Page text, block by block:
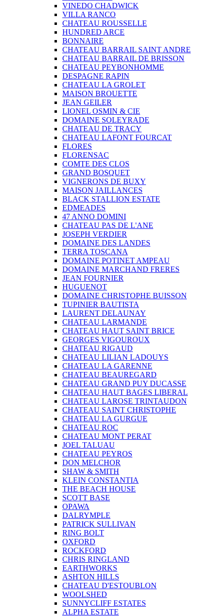
VINEDO CHADWICK
VILLA RANCO
CHATEAU ROUSSELLE
HUNDRED ARCE
BONNAIRE
CHATEAU BARRAIL SAINT ANDRE
CHATEAU BARRAIL DE BRISSON
CHATEAU PEYBONHOMME
DESPAGNE RAPIN
CHATEAU LA GROLET
MAISON BROUETTE
JEAN GEILER
LIONEL OSMIN & CIE
DOMAINE SOLEYRADE
CHATEAU DE TRACY
CHATEAU LAFONT FOURCAT
FLORES
FLORENSAC
COMTE DES CLOS
GRAND BOSQUET
VIGNERONS DE BUXY
MAISON JAILLANCES
BLACK STALLION ESTATE
EDMEADES
47 ANNO DOMINI
CHATEAU PAS DE L'ANE
JOSEPH VERDIER
DOMAINE DES LANDES
TERRA TOSCANA
DOMAINE POTINET AMPEAU
DOMAINE MARCHAND FRERES
JEAN FOURNIER
HUGUENOT
DOMAINE CHRISTOPHE BUISSON
TUPINIER BAUTISTA
LAURENT DELAUNAY
CHATEAU LARMANDE
CHATEAU HAUT SAINT BRICE
GEORGES VIGOUROUX
CHATEAU RIGAUD
CHATEAU LILIAN LADOUYS
CHATEAU LA GARENNE
CHATEAU BEAUREGARD
CHATEAU GRAND PUY DUCASSE
CHATEAU HAUT BAGES LIBERAL
CHATEAU LAROSE TRINTAUDON
CHATEAU SAINT CHRISTOPHE
CHATEAU LA GURGUE
CHATEAU ROC
CHATEAU MONT PERAT
JOEL TALUAU
CHATEAU PEYROS
DON MELCHOR
SHAW & SMITH
KLEIN CONSTANTIA
THE BEACH HOUSE
SCOTT BASE
OPAWA
DALRYMPLE
PATRICK SULLIVAN
RING BOLT
OXFORD
ROCKFORD
CHRIS RINGLAND
EARTHWORKS
ASHTON HILLS
CHATEAU D'ESTOUBLON
WOOLSHED
SUNNYCLIFF ESTATES
ALPHA ESTATE